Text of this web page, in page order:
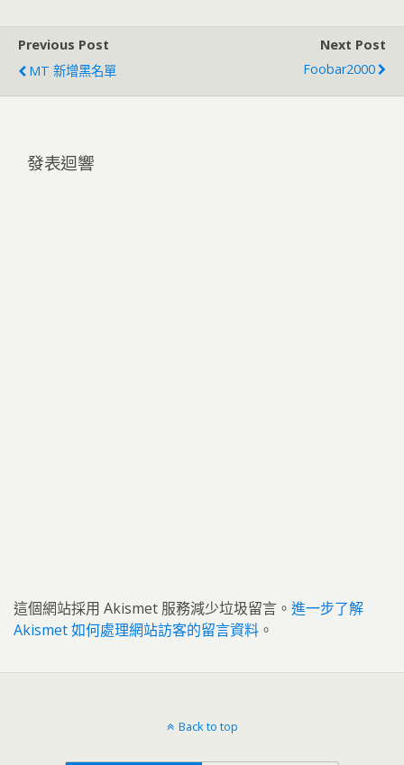
Previous Post
MT 新增黑名單
Next Post
Foobar2000
發表迴響
這個網站採用 Akismet 服務減少垃圾留言。 進一步了解
Akismet 如何處理網站訪客的留言資料 。
Back to top